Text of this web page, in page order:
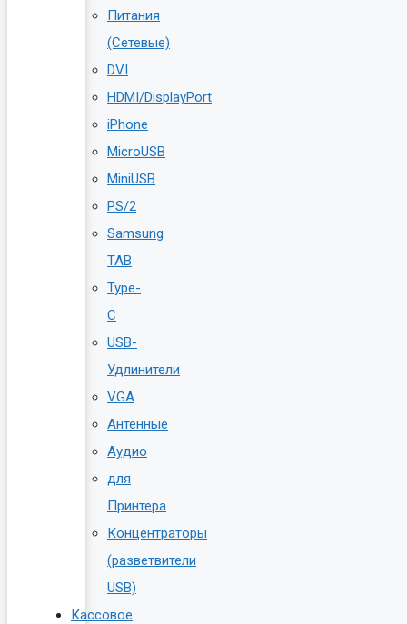
Питания
(Сетевые)
DVI
HDMI/DisplayPort
iPhone
MicroUSB
MiniUSB
PS/2
Samsung
TAB
Type-
C
USB-
Удлинители
VGA
Антенные
Аудио
для
Принтера
Концентраторы
(разветвители
USB)
Кассовое